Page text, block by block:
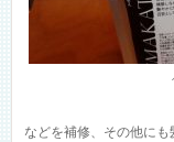
などを補修、その他にも